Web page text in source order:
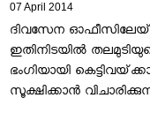
07 April 2014
ദിവസേന
ഇതിനിടയില്‍
ഭംഗിയായി
സൂക്ഷിക്കാന്‍